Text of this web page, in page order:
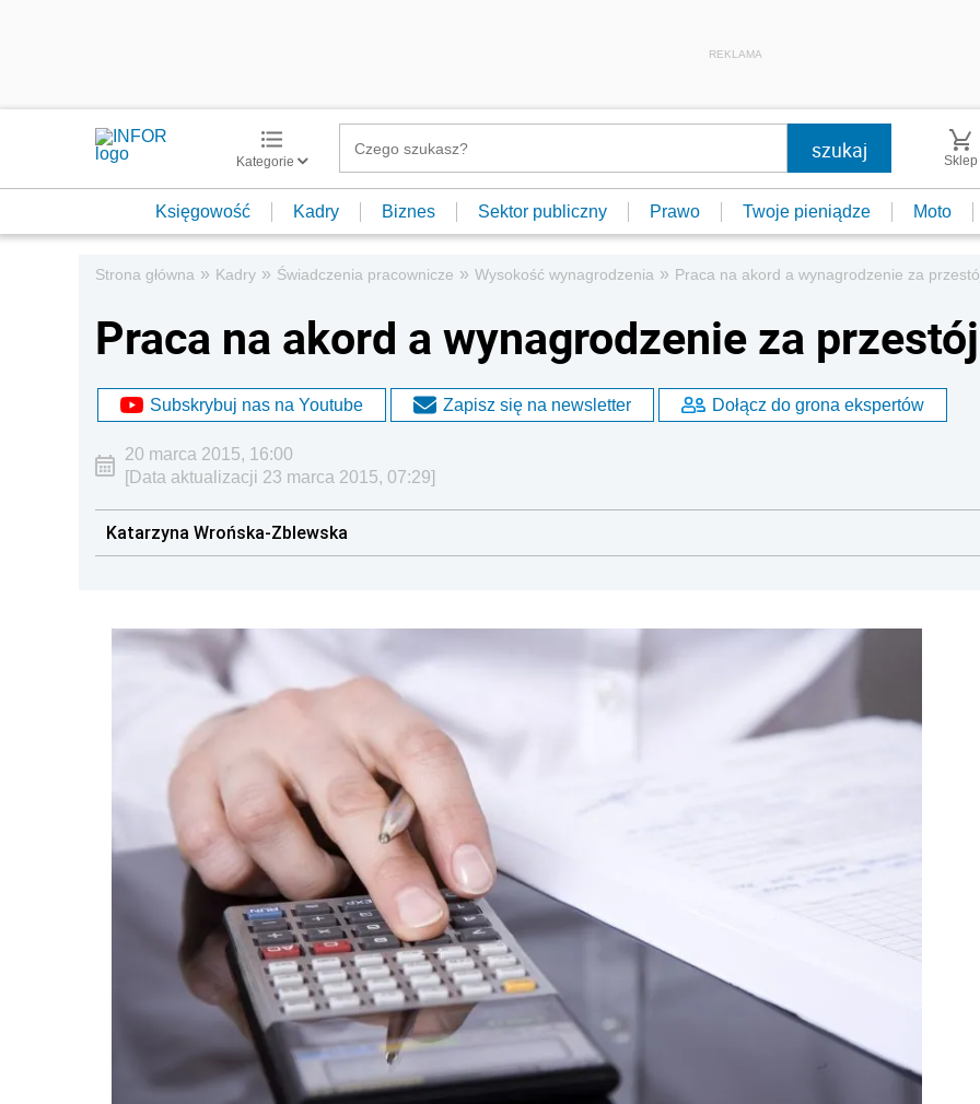
REKLAMA
Kategorie Sklep
Księgowość Kadry Biznes Sektor publiczny Prawo Twoje pieniądze Moto
Strona główna » Kadry » Świadczenia pracownicze » Wysokość wynagrodzenia » Praca na akord a wynagrodzenie za
Praca na akord a wynagrodzenie za przestój
Subskrybuj nas na Youtube Zapisz się na newsletter Dołącz do grona ekspertów
20 marca 2015, 16:00
[Data aktualizacji 23 marca 2015, 07:29]
Katarzyna Wrońska-Zblewska